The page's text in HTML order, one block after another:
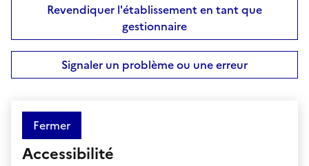
Revendiquer l'établissement en tant que
gestionnaire
Signaler un problème ou une erreur
Fermer
Accessibilité